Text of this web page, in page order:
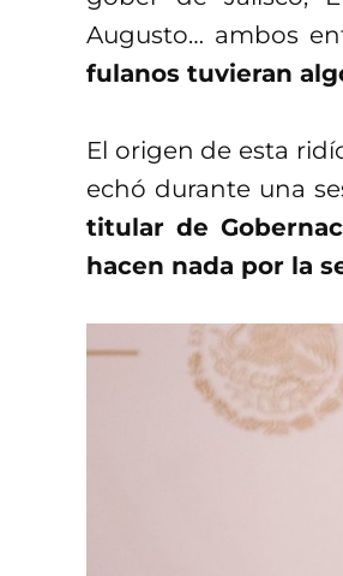
Augusto… ambos
fulanos tuvieran
El origen de esta
echó durante una
titular de
hacen nada por la